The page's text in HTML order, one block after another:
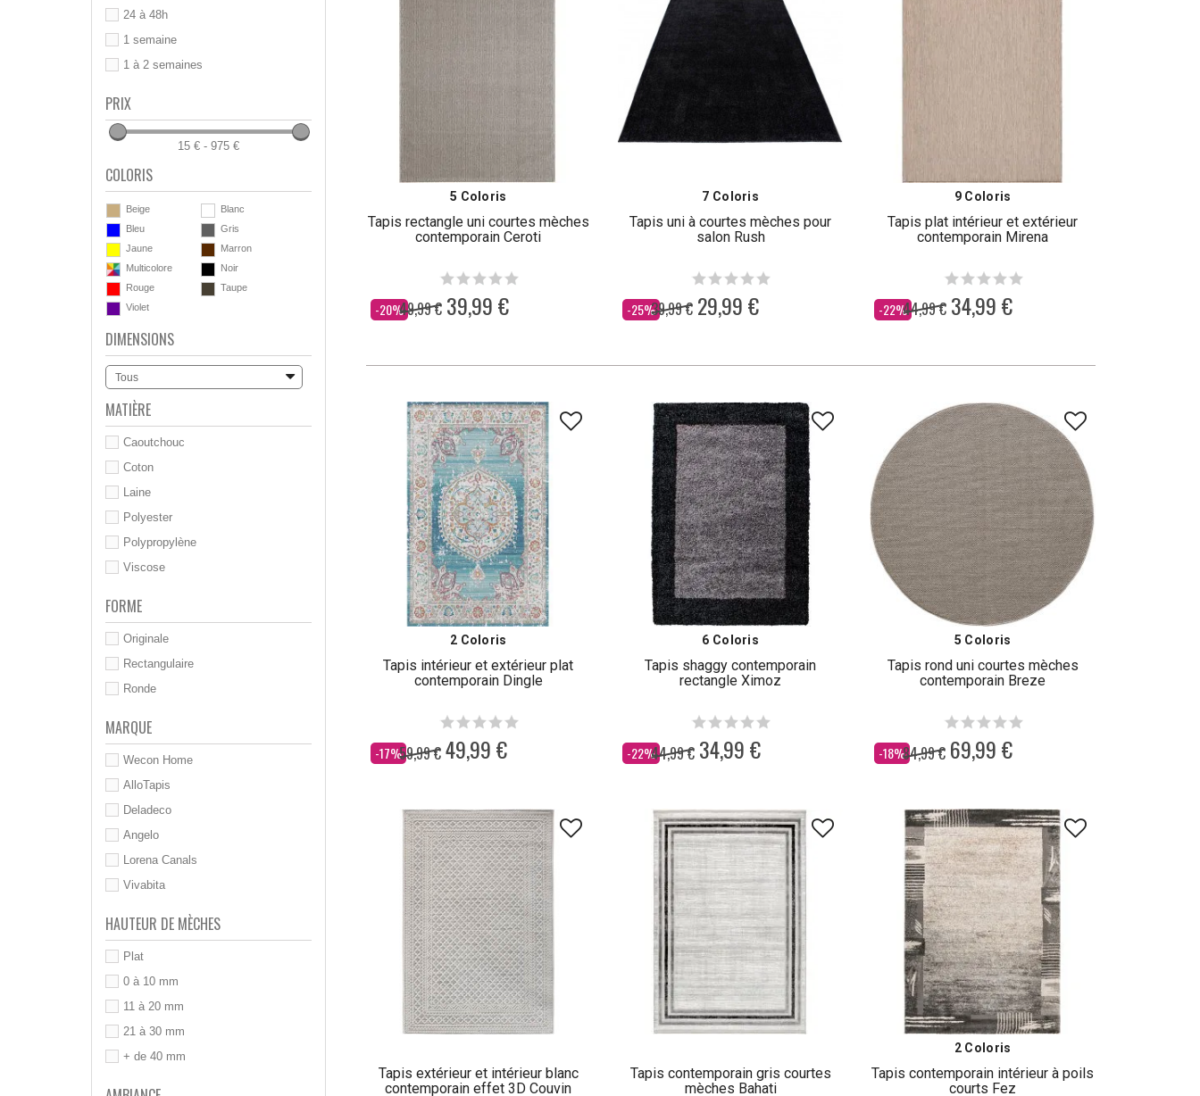
24 à 48h
1 semaine
1 à 2 semaines
PRIX
15 € - 975 €
COLORIS
Beige
Blanc
Bleu
Gris
Jaune
Marron
Multicolore
Noir
Rouge
Taupe
Violet
DIMENSIONS
Tous
MATIÈRE
Caoutchouc
Coton
Laine
Polyester
Polypropylène
Viscose
FORME
Originale
Rectangulaire
Ronde
MARQUE
Wecon Home
AlloTapis
Deladeco
Angelo
Lorena Canals
Vivabita
HAUTEUR DE MÈCHES
Plat
0 à 10 mm
11 à 20 mm
21 à 30 mm
+ de 40 mm
5 Coloris
Tapis rectangle uni courtes mèches
contemporain Ceroti
-20%
Dès 49,99 € 39,99 €
7 Coloris
Tapis uni à courtes mèches pour
salon Rush
-25%
Dès 39,99 € 29,99 €
9 Coloris
Tapis plat intérieur et extérieur
contemporain Mirena
-22%
Dès 44,99 € 34,99 €
2 Coloris
Tapis intérieur et extérieur plat
contemporain Dingle
-17%
Dès 59,99 € 49,99 €
6 Coloris
Tapis shaggy contemporain
rectangle Ximoz
-22%
Dès 44,99 € 34,99 €
5 Coloris
Tapis rond uni courtes mèches
contemporain Breze
-18%
Dès 84,99 € 69,99 €
Tapis extérieur et intérieur blanc
contemporain effet 3D Couvin
Tapis contemporain gris courtes
mèches Bahati
2 Coloris
Tapis contemporain intérieur à poils
courts Fez